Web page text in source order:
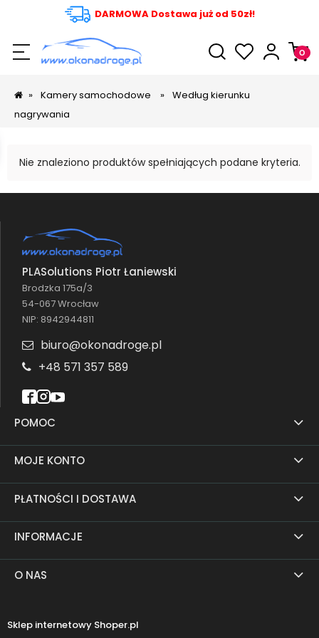
DARMOWA Dostawa już od 50zł!
» Kamery samochodowe » Według kierunku
nagrywania
Nie znaleziono produktów spełniających podane kryteria.
POMOC
MOJE KONTO
PŁATNOŚCI I DOSTAWA
INFORMACJE
O NAS
PLASolutions Piotr Łaniewski
Brodzka 175a/3
54-067 Wrocław
NIP: 8942944811
biuro@okonadroge.pl
+48 571 357 589
Sklep internetowy Shoper.pl